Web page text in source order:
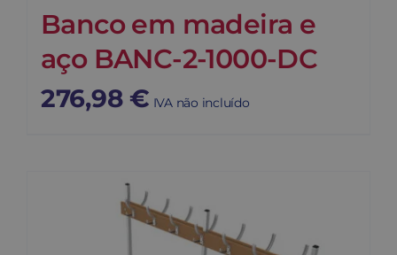
Banco em madeira e
aço BANC-2-1000-DC
276,98 € IVA não incluído